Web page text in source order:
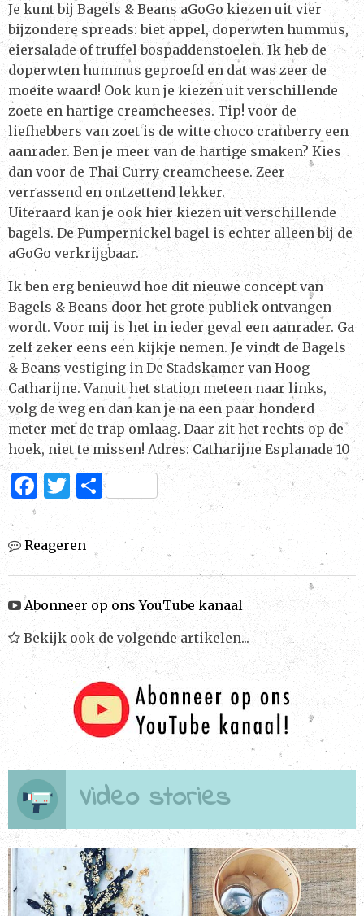
Je kunt bij Bagels & Beans aGoGo kiezen uit vier
bijzondere spreads: biet appel, doperwten hummus,
eiersalade of truffel bospaddenstoelen. Ik heb de
doperwten hummus geproefd en dat was zeer de
moeite waard! Ook kun je kiezen uit verschillende
zoete en hartige creamcheeses. Tip! voor de
liefhebbers van zoet is de witte choco cranberry een
aanrader. Ben je meer van de hartige smaken? Kies
dan voor de Thai Curry creamcheese. Zeer
verrassend en ontzettend lekker.
Uiteraard kan je ook hier kiezen uit verschillende
bagels. De Pumpernickel bagel is echter alleen bij de
aGoGo verkrijgbaar.
Ik ben erg benieuwd hoe dit nieuwe concept van
Bagels & Beans door het grote publiek ontvangen
wordt. Voor mij is het in ieder geval een aanrader. Ga
zelf zeker eens een kijkje nemen. Je vindt de Bagels
& Beans vestiging in De Stadskamer van Hoog
Catharijne. Vanuit het station meteen naar links,
volg de weg en dan kan je na een paar honderd
meter met de trap omlaag. Daar zit het rechts op de
hoek, niet te missen! Adres: Catharijne Esplanade 10
F
c
e
o
o
T
it
te
r
D
e
n
Reageren
Abonneer op ons YouTube kanaal
Bekijk ook de volgende artikelen...
Video stories
Bekijken